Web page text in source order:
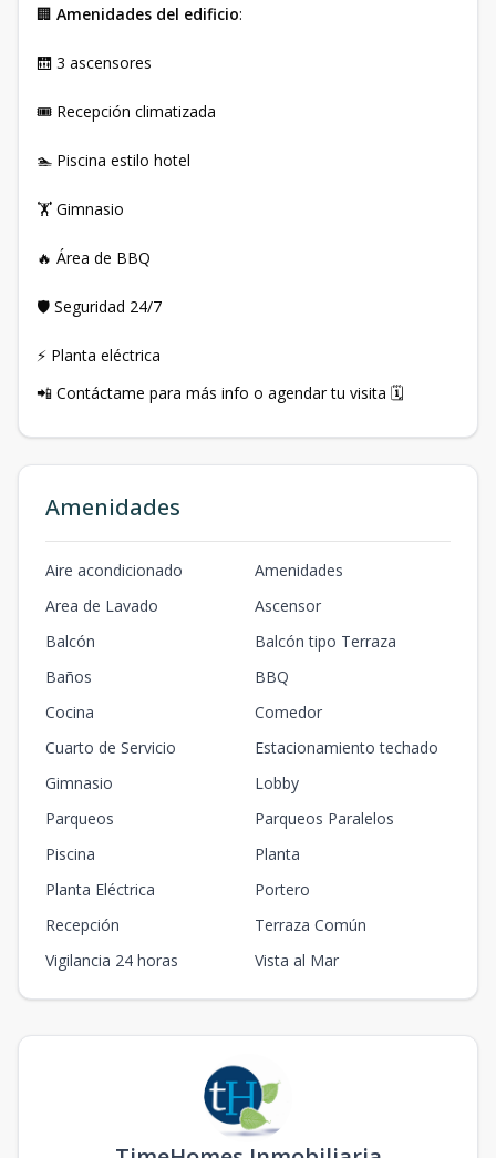
🏢 Amenidades del edificio:
🛗 3 ascensores
🎟️ Recepción climatizada
🏊 Piscina estilo hotel
🏋️ Gimnasio
🔥 Área de BBQ
🛡️ Seguridad 24/7
⚡ Planta eléctrica
📲 Contáctame para más info o agendar tu visita 🗓️
Amenidades
Aire acondicionado
Amenidades
Area de Lavado
Ascensor
Balcón
Balcón tipo Terraza
Baños
BBQ
Cocina
Comedor
Cuarto de Servicio
Estacionamiento techado
Gimnasio
Lobby
Parqueos
Parqueos Paralelos
Piscina
Planta
Planta Eléctrica
Portero
Recepción
Terraza Común
Vigilancia 24 horas
Vista al Mar